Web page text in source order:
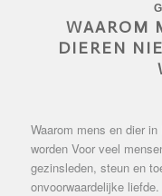
WAAROM
DIEREN
Waarom mens en dier
worden Voor veel
gezinsleden, steun en
onvoorwaardelijke